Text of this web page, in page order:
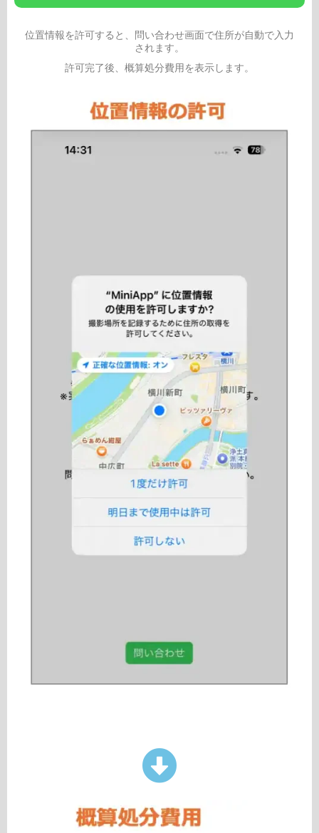
位置情報を許可すると、問い合わせ画面で住所が自動で入力
されます。
許可完了後、概算処分費用を表示します。